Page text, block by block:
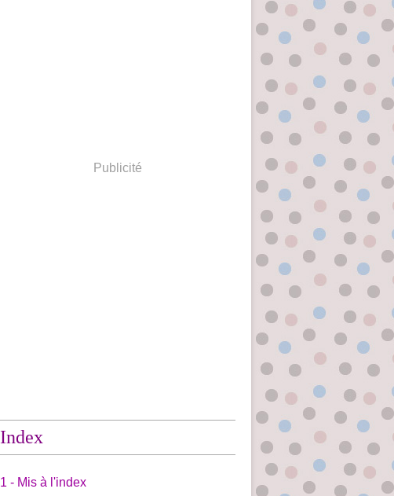
Publicité
Index
1 - Mis à l'index